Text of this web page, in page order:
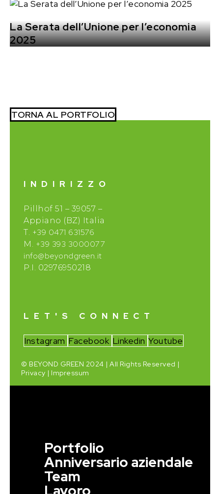
La Serata dell’Unione per l’economia
2025
TORNA AL PORTFOLIO
INDIRIZZO
Pillhof 51 – 39057 –
Appiano (BZ) Italia
T. +39 0471 631576
M. +39 393 3000077
info@beyondgreen.it
P.I. 02976950218
LET'S CONNECT
Instagram Facebook Linkedin Youtube
© BEYOND GREEN 2024 | All Rights Reserved |
Privacy | Impressum
Portfolio
Anniversario aziendale
Team